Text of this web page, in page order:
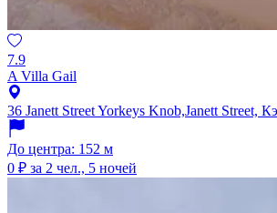
7.9
A Villa Gail
36 Janett Street Yorkeys Knob,Janett Street,
До центра: 152 м
0 ₽ за 2 чел., 5 ночей